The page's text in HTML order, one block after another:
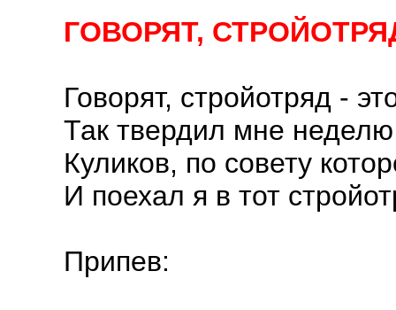
ГОВОРЯТ,
Говорят, стройотряд -
Так твердил мне
Куликов, по совету
И поехал я в тот
Припев: